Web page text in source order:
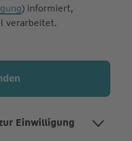
) informiert,
verarbeitet.
Einwilligung